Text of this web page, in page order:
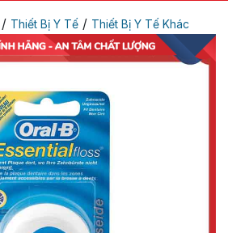
/ Thiết Bị Y Tế / Thiết Bị Y Tế Khác